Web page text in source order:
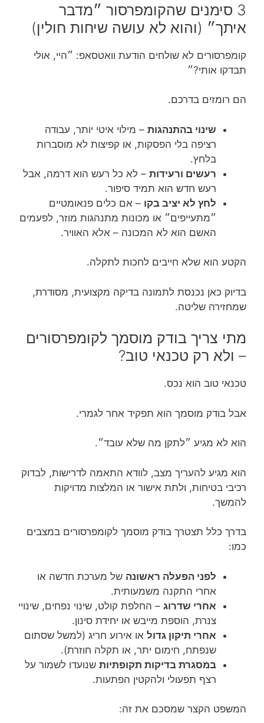
3 סימנים שהקומפרסור ״מדבר
איתך״ (והוא לא עושה שיחות חולין)
קומפרסורים לא שולחים הודעת וואטסאפ: ״היי, אולי
תבדקו אותי?״
הם רומזים בדרכם.
שינוי בהתנהגות – מילוי איטי יותר, עבודה
רציפה בלי הפסקות, או קפיצות לא מוסברות
בלחץ.
רעשים ורעידות – לא כל רעש הוא דרמה, אבל
רעש חדש הוא תמיד סיפור.
לחץ לא יציב בקו – אם כלים פנאומטיים
״מתעייפים״ או מכונות מתנהגות מוזר, לפעמים
האשם הוא לא המכונה – אלא האוויר.
הקטע הוא שלא חייבים לחכות לתקלה.
בדיוק כאן נכנסת לתמונה בדיקה מקצועית, מסודרת,
שמחזירה שליטה.
מתי צריך בודק מוסמך לקומפרסורים
– ולא רק טכנאי טוב?
טכנאי טוב הוא נכס.
אבל בודק מוסמך הוא תפקיד אחר לגמרי.
הוא לא מגיע ״לתקן מה שלא עובד״.
הוא מגיע להעריך מצב, לוודא התאמה לדרישות, לבדוק
רכיבי בטיחות, ולתת אישור או המלצות מדויקות
להמשך.
בדרך כלל תצטרך בודק מוסמך לקומפרסורים במצבים
כמו:
לפני הפעלה ראשונה של מערכת חדשה או
אחרי התקנה משמעותית.
אחרי שדרוג – החלפת קולט, שינוי נפחים, שינויי
צנרת, הוספת מייבש או יחידת סינון.
אחרי תיקון גדול או אירוע חריג (למשל שסתום
שנפתח, חימום יתר, או תקלה חוזרת).
במסגרת בדיקות תקופתיות שנועדו לשמור על
רצף תפעולי ולהקטין הפתעות.
המשפט הקצר שמסכם את זה: